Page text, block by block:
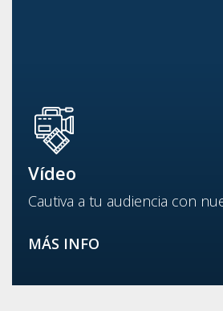
Vídeo
Cautiva a tu audiencia con
MÁS INFO